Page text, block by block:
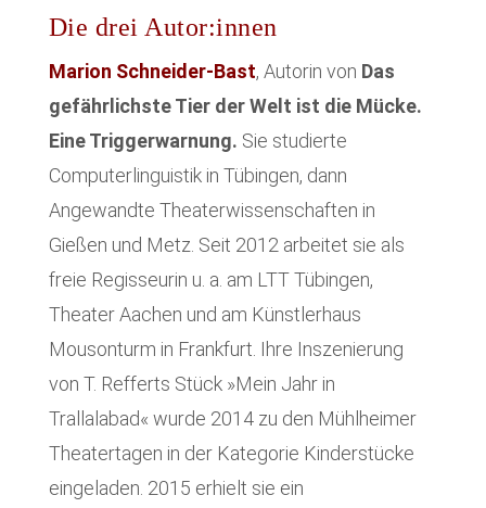
Die drei Autor:innen
Marion Schneider-Bast, Autorin von Das
gefährlichste Tier der Welt ist die Mücke.
Eine Triggerwarnung. Sie studierte
Computerlinguistik in Tübingen, dann
Angewandte Theaterwissenschaften in
Gießen und Metz. Seit 2012 arbeitet sie als
freie Regisseurin u. a. am LTT Tübingen,
Theater Aachen und am Künstlerhaus
Mousonturm in Frankfurt. Ihre Inszenierung
von T. Refferts Stück »Mein Jahr in
Trallalabad« wurde 2014 zu den Mühlheimer
Theatertagen in der Kategorie Kinderstücke
eingeladen. 2015 erhielt sie ein